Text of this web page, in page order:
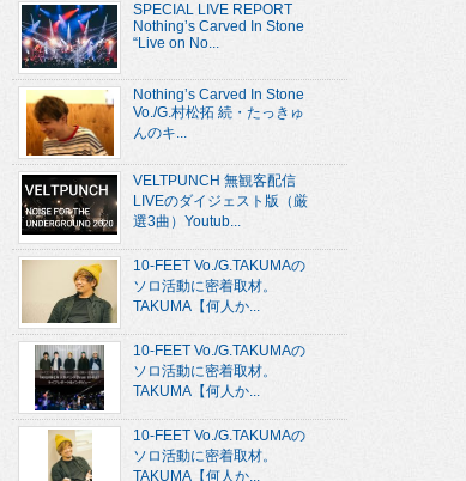
SPECIAL LIVE REPORT
Nothing’s Carved In Stone
“Live on No...
Nothing’s Carved In Stone
Vo./G.村松拓 続・たっきゅ
んのキ...
VELTPUNCH 無観客配信
LIVEのダイジェスト版（厳
選3曲）Youtub...
10-FEET Vo./G.TAKUMAの
ソロ活動に密着取材。
TAKUMA【何人か...
10-FEET Vo./G.TAKUMAの
ソロ活動に密着取材。
TAKUMA【何人か...
10-FEET Vo./G.TAKUMAの
ソロ活動に密着取材。
TAKUMA【何人か...